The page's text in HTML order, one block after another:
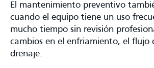
El mantenimiento preventivo
cuando el equipo tiene un uso
mucho tiempo sin revisión
cambios en el enfriamiento, el flujo
drenaje.